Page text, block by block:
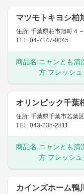
マツモトキヨシ柏
住所: 千葉県柏市旭町４
TEL: 04-7147-0045
商品名:ニャンとも清
方 フレッシュ
オリンピック千葉
住所: 千葉県千葉市若葉
TEL: 043-235-2811
商品名:ニャンとも清
方 フレッシュ
カインズホーム鴨川